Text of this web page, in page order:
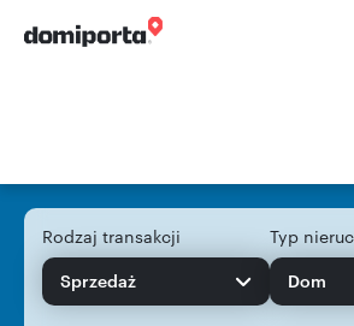
Rodzaj transakcji
Sprzedaż
Typ
Dom